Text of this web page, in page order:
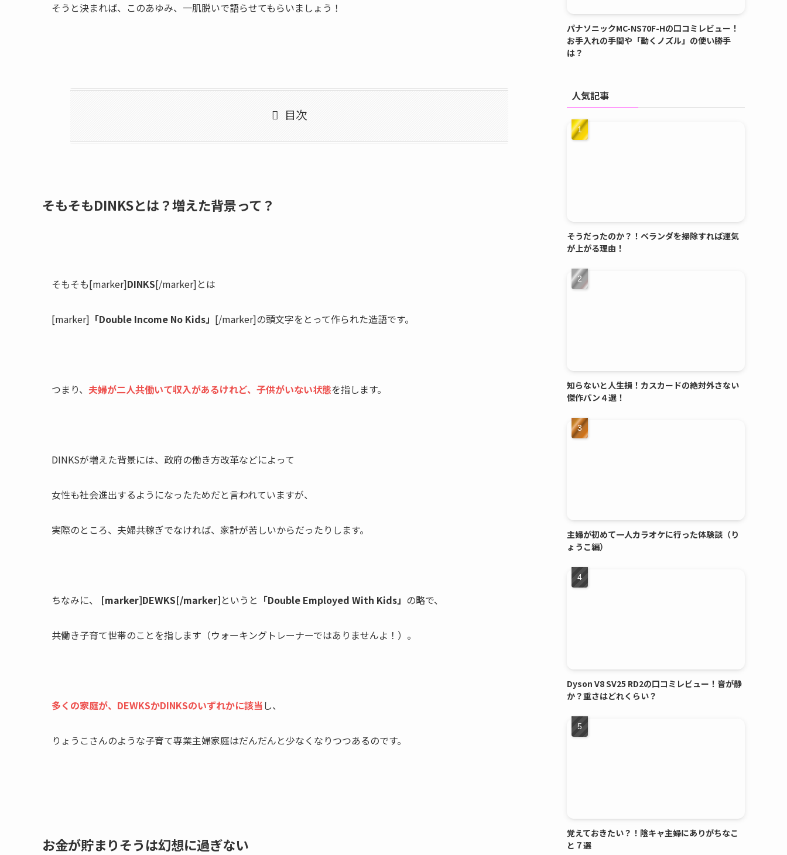
そうと決まれば、このあゆみ、一肌脱いで語らせてもらいましょう！
目次
そもそもDINKSとは？増えた背景って？
そもそも[marker]DINKS[/marker]とは
[marker] 「Double Income No Kids」 [/marker]の頭文字をとって作られた造語です。
つまり、 夫婦が二人共働いて収入があるけれど、子供がいない状態を指します。
DINKSが増えた背景には、政府の働き方改革などによって
女性も社会進出するようになったためだと言われていますが、
実際のところ、夫婦共稼ぎでなければ、家計が苦しいからだったりします。
ちなみに、 [marker]DEWKS[/marker]というと 「Double Employed With Kids」 の略で、
共働き子育て世帯のことを指します（ウォーキングトレーナーではありませんよ！）。
多くの家庭が、DEWKSかDINKSのいずれかに該当し、
りょうこさんのような子育て専業主婦家庭はだんだんと少なくなりつつあるのです。
お金が貯まりそうは幻想に過ぎない
パナソニックMC-NS70F-Hの口コミレビュー！
お手入れの手間や「動くノズル」の使い勝手
は？
人気記事
そうだったのか？！ベランダを掃除すれば運気
が上がる理由！
知らないと人生損！カスカードの絶対外さない
傑作パン４選！
主婦が初めて一人カラオケに行った体験談（り
ょうこ編）
Dyson V8 SV25 RD2の口コミレビュー！音が静
か？重さはどれくらい？
覚えておきたい？！陰キャ主婦にありがちなこ
と７選